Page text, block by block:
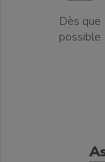
Dès que
possible